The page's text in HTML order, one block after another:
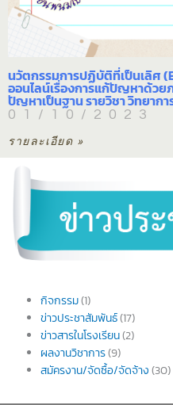
นวัตกรรมการปฏิบัติที่เป็นเลิศ
ออนไลน์เรื่องการแก้ปัญหาด้วย
ปัญหาเป็นฐาน รายวิชา วิทยาก
01/10/2023
รายละเอียด »
กิจกรรม(1)
ข่าวประชาสัมพันธ์(17)
ข่าวสารในโรงเรียน(2)
ผลงานวิชาการ(9)
สมัครงาน/จัดซื้อ/จัดจ้าง (30)